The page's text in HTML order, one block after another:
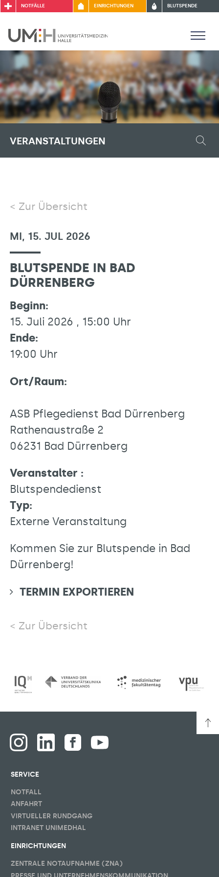
NOTFÄLLE EINRICHTUNGEN BLUTSPENDE
VERANSTALTUNGEN
Zur Übersicht
MI, 15. JUL 2026
BLUTSPENDE IN BAD
DÜRRENBERG
Beginn:
15. Juli 2026 , 15:00 Uhr
Ende:
19:00 Uhr
Ort/Raum:
ASB Pflegedienst Bad Dürrenberg
Rathenaustraße 2
06231 Bad Dürrenberg
Veranstalter :
Blutspendedienst
Typ:
Externe Veranstaltung
Kommen Sie zur Blutspende in Bad
Dürrenberg!
TERMIN EXPORTIEREN
Zur Übersicht
SERVICE
NOTFALL
ANFAHRT
VIRTUELLER RUNDGANG
INTRANET UNIMEDHAL
EINRICHTUNGEN
ZENTRALE NOTAUFNAHME (ZNA)